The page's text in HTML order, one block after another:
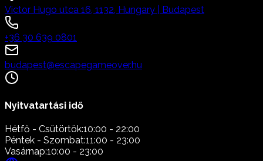
Victor Hugo utca 16, 1132, Hungary | Budapest
+36 30 639 0801
budapest@escapegameover.hu
Nyitvatartási idő
Hétfő - Csütörtök:10:00 - 22:00
Péntek - Szombat:11:00 - 23:00
Vasárnap:10:00 - 23:00